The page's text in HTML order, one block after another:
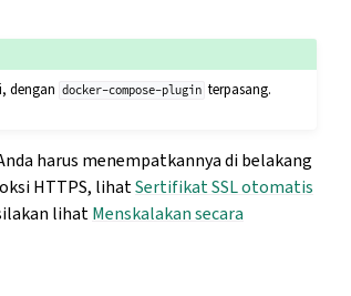
dengan docker-compose-plugin terpasang.
harus menempatkannya di belakang
HTTPS, lihatSertifikat SSL otomatis
lihatMenskalakan secara